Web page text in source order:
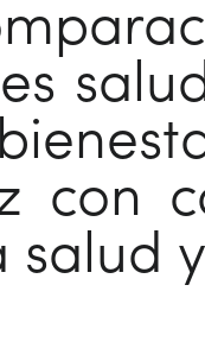
con
salud